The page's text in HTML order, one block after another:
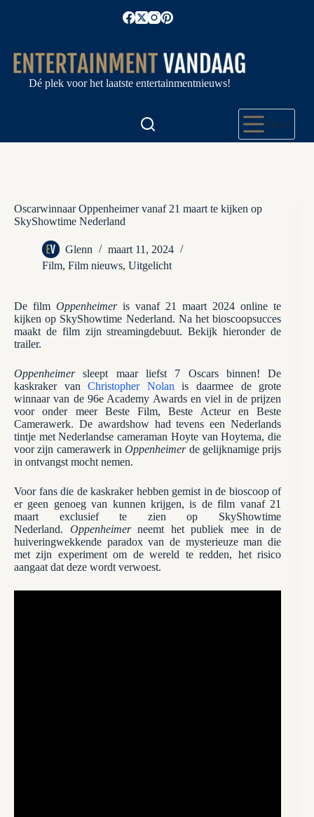
Dé plek voor het laatste entertainmentnieuws!
Menu
Oscarwinnaar Oppenheimer vanaf 21 maart te kijken op
SkyShowtime Nederland
Glenn
maart 11, 2024
Film, Film nieuws, Uitgelicht
De filmOppenheimeris vanaf 21 maart 2024 online te
kijken op SkyShowtime Nederland. Na het bioscoopsucces
maakt de film zijn streamingdebuut. Bekijk hieronder de
trailer.
Oppenheimersleept maar liefst 7 Oscars binnen! De
kaskraker vanChristopher Nolan is daarmee de grote
winnaar van de 96e Academy Awards en viel in de prijzen
voor onder meer Beste Film, Beste Acteur en Beste
Camerawerk. De awardshow had tevens een Nederlands
tintje met Nederlandse cameraman Hoyte van Hoytema, die
voor zijn camerawerk inOppenheimerde gelijknamige prijs
in ontvangst mocht nemen.
Voor fans die de kaskraker hebben gemist in de bioscoop of
er geen genoeg van kunnen krijgen, is de film vanaf 21
maart exclusief te zien op SkyShowtime
Nederland. Oppenheimerneemt het publiek mee in de
huiveringwekkende paradox van de mysterieuze man die
met zijn experiment om de wereld te redden, het risico
aangaat dat deze wordt verwoest.